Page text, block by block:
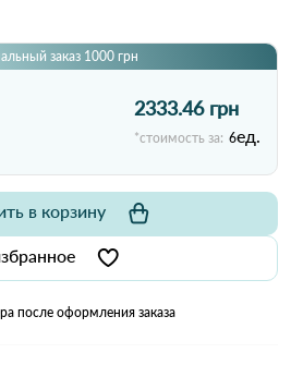
заказ 1000 грн
2333.46 грн
*стоимость за: 6ед.
в корзину
после оформления заказа